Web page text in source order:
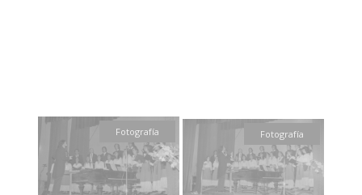
Fotografía Fotografía